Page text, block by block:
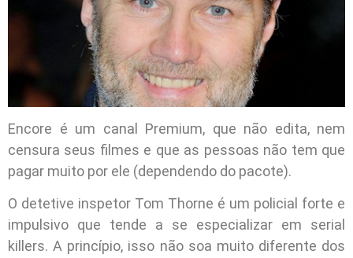
Encore é um canal Premium, que não edita, nem
censura seus filmes e que as pessoas não tem que
pagar muito por ele (dependendo do pacote).
O detetive inspetor Tom Thorne é um policial forte e
impulsivo que tende a se especializar em serial
killers. A princípio, isso não soa muito diferente dos